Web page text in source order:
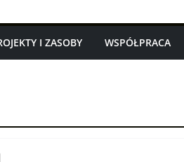
I ZASOBY WSPÓŁPRACA